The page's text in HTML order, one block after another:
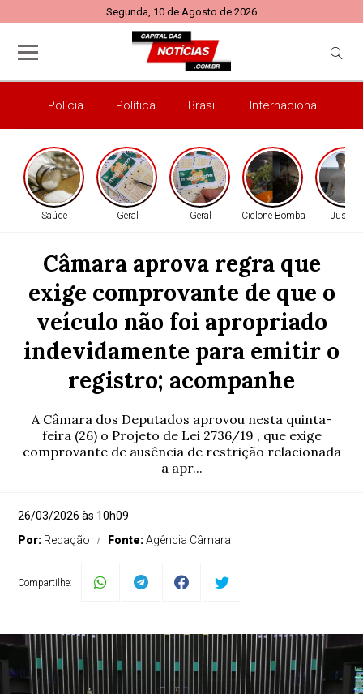
Segunda, 10 de Agosto de 2026
Polícia Política Brasil Internacional
Saúde Geral Geral Ciclone Bomba Justiça
Câmara aprova regra que
exige comprovante de que o
veículo não foi apropriado
indevidamente para emitir o
registro; acompanhe
A Câmara dos Deputados aprovou nesta quinta-
feira (26) o Projeto de Lei 2736/19 , que exige
comprovante de ausência de restrição relacionada
a apr...
26/03/2026 às 10h09
Por: Redação Fonte:Agência Câmara
Compartilhe: